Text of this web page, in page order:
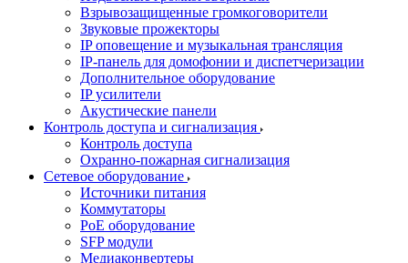
Взрывозащищенные громкоговорители
Звуковые прожекторы
IP оповещение и музыкальная трансляция
IP-панель для домофонии и диспетчеризации
Дополнительное оборудование
IP усилители
Акустические панели
Контроль доступа и сигнализация
Контроль доступа
Охранно-пожарная сигнализация
Сетевое оборудование
Источники питания
Коммутаторы
PoE оборудование
SFP модули
Медиаконвертеры